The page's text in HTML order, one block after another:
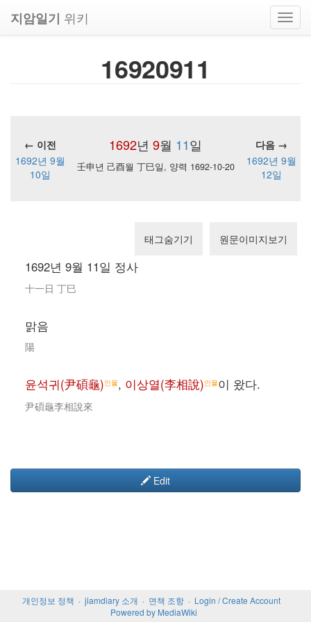
지암일기 위키
16920911
1692년 9월 11일
← 이전
다음 →
1692년 9월
10일
壬申년 己酉월 丁巳일, 양력 1692-10-20
1692년 9월
12일
태그숨기기 원문이미지보기
1692년 9월 11일 정사
十一日 丁巳
맑음
陽
윤석귀(尹碩龜)인물, 이상열(李相說)인물이 왔다.
尹碩龜李相說來
Edit
개인정보 정책 jiamdiary 소개 면책 조항
Login / Create Account
Powered by MediaWiki